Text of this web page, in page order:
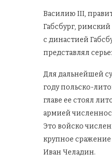
Василию III,
Габсбург,
с династией
представлял
Для дальнейшей
году польско-
главе ее стоял
армией
Это войско
крупное
Иван Челадин.